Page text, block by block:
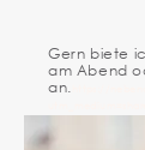
Gern biete
am Abend
an.